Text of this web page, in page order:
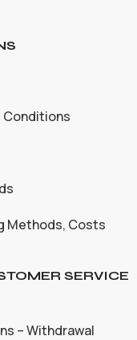
Conditions
Methods, Costs
SERVICE
– Withdrawal